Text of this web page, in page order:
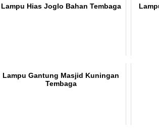
Lampu Hias Joglo Bahan Tembaga
Lampu Gantung Masjid Kuningan
Tembaga